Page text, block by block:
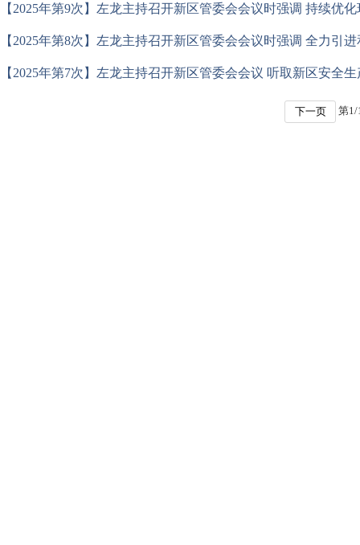
【2025年第9次】左龙主持召开新区管委会会议时强调 持续优
【2025年第7次】左龙主持召开新区管委会会议 听取新区安全
下一页 第1/